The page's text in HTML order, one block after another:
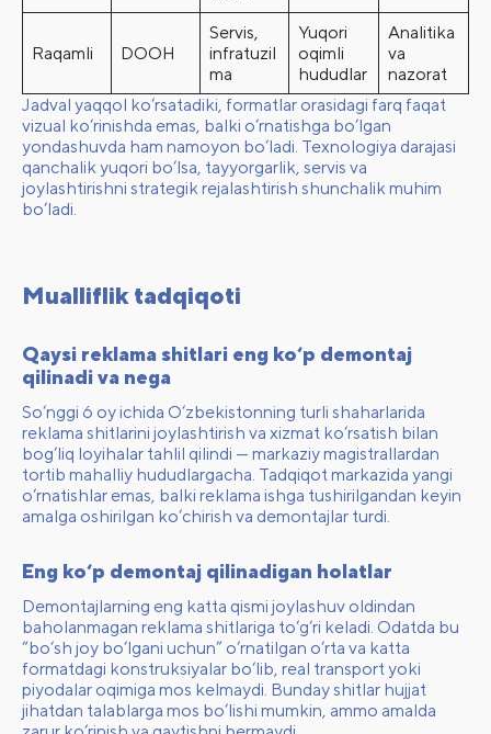
Raqamli DOOH
Servis,
infratuzil
ma
Yuqori
oqimli
hududlar
Analitika
va
nazorat
Jadval yaqqol ko‘rsatadiki, formatlar orasidagi farq faqat
vizual ko‘rinishda emas, balki o‘rnatishga bo‘lgan
yondashuvda ham namoyon bo‘ladi. Texnologiya darajasi
qanchalik yuqori bo‘lsa, tayyorgarlik, servis va
joylashtirishni strategik rejalashtirish shunchalik muhim
bo‘ladi.
Mualliflik tadqiqoti
Qaysi reklama shitlari eng ko‘p demontaj
qilinadi va nega
So‘nggi 6 oy ichida O‘zbekistonning turli shaharlarida
reklama shitlarini joylashtirish va xizmat ko‘rsatish bilan
bog‘liq loyihalar tahlil qilindi — markaziy magistrallardan
tortib mahalliy hududlargacha. Tadqiqot markazida yangi
o‘rnatishlar emas, balki reklama ishga tushirilgandan keyin
amalga oshirilgan ko‘chirish va demontajlar turdi.
Eng ko‘p demontaj qilinadigan holatlar
Demontajlarning eng katta qismi joylashuv oldindan
baholanmagan reklama shitlariga to‘g‘ri keladi. Odatda bu
“bo‘sh joy bo‘lgani uchun” o‘rnatilgan o‘rta va katta
formatdagi konstruksiyalar bo‘lib, real transport yoki
piyodalar oqimiga mos kelmaydi. Bunday shitlar hujjat
jihatdan talablarga mos bo‘lishi mumkin, ammo amalda